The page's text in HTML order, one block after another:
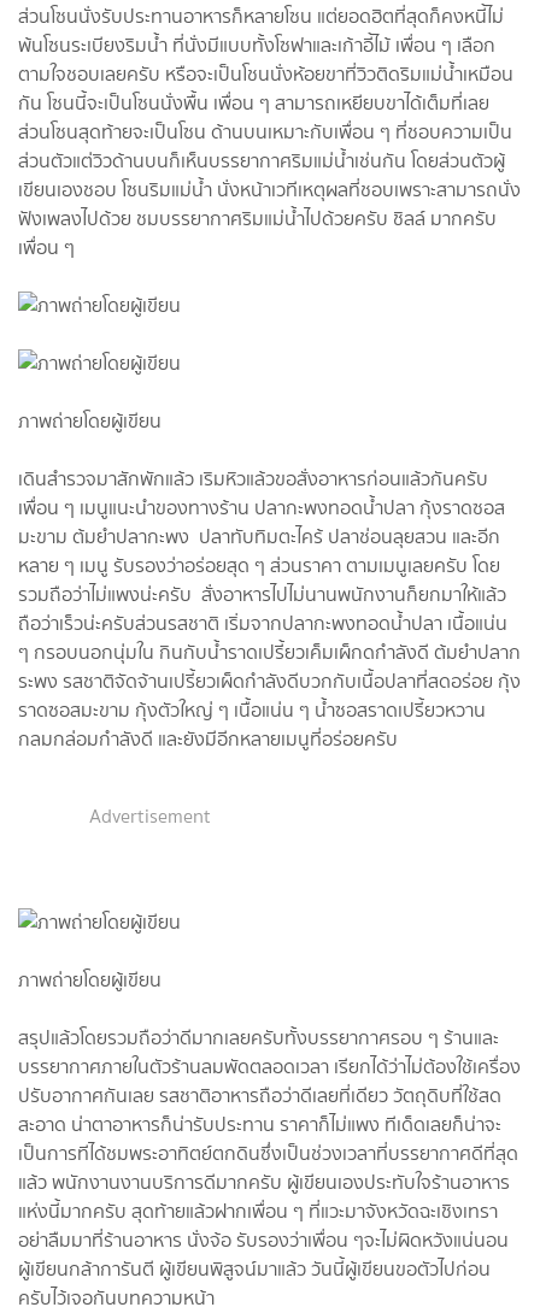
ส่วนโซนนั่งรับประทานอาหารก็หลายโซน แต่ยอดฮิตที่สุดก็คงหนี้ไม่
พ้นโซนระเบียงริมน้ำ ที่นั่งมีแบบทั้งโซฟาและเก้าอี้ไม้ เพื่อน ๆ เลือก
ตามใจชอบเลยครับ หรือจะเป็นโชนนั่งห้อยขาที่วิวติดริมแม่น้ำเหมือน
กัน โซนนี้จะเป็นโซนนั่งพื้น เพื่อน ๆ สามารถเหยียบขาได้เต็มที่เลย
ส่วนโซนสุดท้ายจะเป็นโซน ด้านบนเหมาะกับเพื่อน ๆ ที่ชอบความเป็น
ส่วนตัวแต่วิวด้านบนก็เห็นบรรยากาศริมแม่น้ำเช่นกัน โดยส่วนตัวผู้
เขียนเองชอบ โซนริมแม่น้ำ นั่งหน้าเวทีเหตุผลที่ชอบเพราะสามารถนั่ง
ฟังเพลงไปด้วย ชมบรรยากาศริมแม่น้ำไปด้วยครับ ชิลล์ มากครับ
เพื่อน ๆ
ภาพถ่ายโดยผู้เขียน
เดินสำรวจมาสักพักแล้ว เริมหิวแล้วขอสั่งอาหารก่อนแล้วกันครับ
เพื่อน ๆ เมนูแนะนำของทางร้าน ปลากะพงทอดน้ำปลา กุ้งราดซอส
มะขาม ต้มยำปลากะพง ปลาทับทิมตะไคร้ ปลาช่อนลุยสวน และอีก
หลาย ๆ เมนู รับรองว่าอร่อยสุด ๆ ส่วนราคา ตามเมนูเลยครับ โดย
รวมถือว่าไม่แพงน่ะครับ สั่งอาหารไปไม่นานพนักงานก็ยกมาให้แล้ว
ถือว่าเร็วน่ะครับส่วนรสชาติ เริ่มจากปลากะพงทอดน้ำปลา เนื้อแน่น
ๆ กรอบนอกนุ่มใน กินกับน้ำราดเปรี้ยวเค็มเผ็กดกำลังดี ต้มยำปลาก
ระพง รสชาติจัดจ้านเปรี้ยวเผ็ดกำลังดีบวกกับเนื้อปลาที่สดอร่อย กุ้ง
ราดซอสมะขาม กุ้งตัวใหญ่ ๆ เนื้อแน่น ๆ น้ำซอสราดเปรี้ยวหวาน
กลมกล่อมกำลังดี และยังมีอีกหลายเมนูที่อร่อยครับ
Advertisement
ภาพถ่ายโดยผู้เขียน
สรุปแล้วโดยรวมถือว่าดีมากเลยครับทั้งบรรยากาศรอบ ๆ ร้านและ
บรรยากาศภายในตัวร้านลมพัดตลอดเวลา เรียกได้ว่าไม่ต้องใช้เครื่อง
ปรับอากาศกันเลย รสชาติอาหารถือว่าดีเลยที่เดียว วัตถุดิบที่ใช้สด
สะอาด น่าตาอาหารก็น่ารับประทาน ราคาก็ไม่แพง ทีเด็ดเลยก็น่าจะ
เป็นการทีได้ชมพระอาทิตย์ตกดินซึ่งเป็นช่วงเวลาที่บรรยากาศดีที่สุด
แล้ว พนักงานงานบริการดีมากครับ ผู้เขียนเองประทับใจร้านอาหาร
แห่งนี้มากครับ สุดท้ายแล้วฝากเพื่อน ๆ ที่แวะมาจังหวัดฉะเชิงเทรา
อย่าลืมมาที่ร้านอาหาร นั่งจ้อ รับรองว่าเพื่อน ๆจะไม่ผิดหวังแน่นอน
ผู้เขียนกล้าการันตี ผู้เขียนพิสูจน์มาแล้ว วันนี้ผู้เขียนขอตัวไปก่อน
ครับไว้เจอกันบทความหน้า